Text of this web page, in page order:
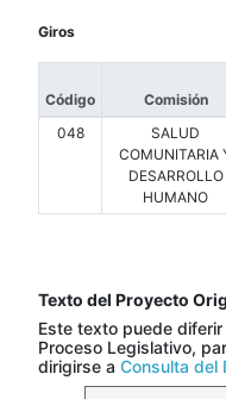
Giros
Código Comisión
048
SALUD
COMUNITARIA
DESARROLLO
HUMANO
Texto del Proyecto
Este texto puede
Proceso Legislativo,
dirigirse a Consulta del